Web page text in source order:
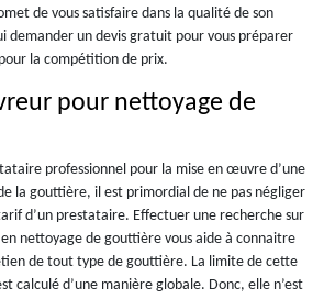
de vous satisfaire dans la qualité de son
demander un devis gratuit pour vous préparer
la compétition de prix.
pour nettoyage de
professionnel pour la mise en œuvre d’une
la gouttière, il est primordial de ne pas négliger
d’un prestataire. Effectuer une recherche sur
nettoyage de gouttière vous aide à connaitre
de tout type de gouttière. La limite de cette
calculé d’une manière globale. Donc, elle n’est